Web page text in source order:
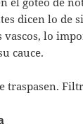
dicen lo de
lo
cauce.
traspasen.